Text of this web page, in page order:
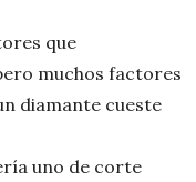
que
muchos factores
diamante cueste
uno de corte